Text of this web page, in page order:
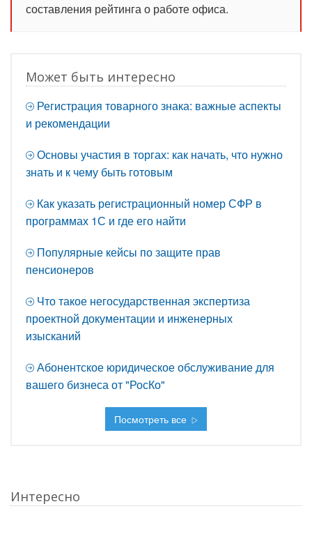
составления рейтинга о работе офиса.
Может быть интересно
Регистрация товарного знака: важные аспекты
и рекомендации
Основы участия в торгах: как начать, что нужно
знать и к чему быть готовым
Как указать регистрационный номер СФР в
программах 1С и где его найти
Популярные кейсы по защите прав
пенсионеров
Что такое негосударственная экспертиза
проектной документации и инженерных
изысканий
Абонентское юридическое обслуживание для
вашего бизнеса от "РосКо"
Посмотреть все
Интересно